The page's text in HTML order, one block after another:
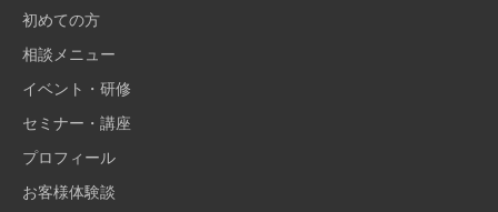
初めての方
相談メニュー
イベント・研修
セミナー・講座
プロフィール
お客様体験談